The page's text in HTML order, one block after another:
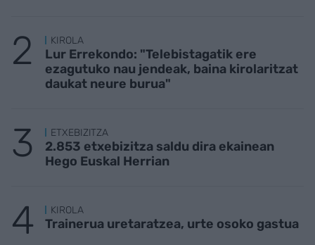
KIROLA
Lur Errekondo: "Telebistagatik ere
ezagutuko nau jendeak, baina kirolaritzat
daukat neure burua"
ETXEBIZITZA
2.853 etxebizitza saldu dira ekainean
Hego Euskal Herrian
KIROLA
Trainerua uretaratzea, urte osoko gastua